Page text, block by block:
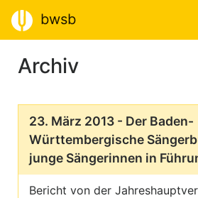
bwsb
Archiv
23. März 2013 - Der Baden-
Württembergische
junge Sängerinnen in
Bericht von der